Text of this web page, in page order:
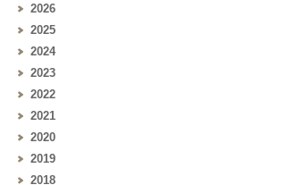
2026
2025
2024
2023
2022
2021
2020
2019
2018